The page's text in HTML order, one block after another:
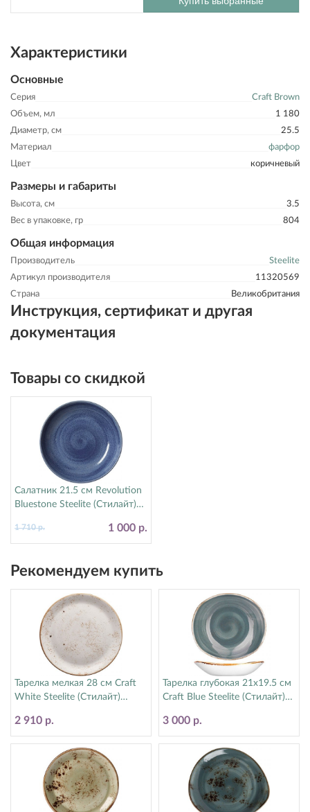
Характеристики
Основные
Серия
Craft Brown
Объем, мл
1 180
Диаметр, см
25.5
Материал
фарфор
Цвет
коричневый
Размеры и габариты
Высота, см
3.5
Вес в упаковке, гр
804
Общая информация
Производитель
Steelite
Артикул производителя
11320569
Страна
Великобритания
Инструкция, сертификат и другая
документация
Товары со скидкой
Салатник 21.5 см Revolution
Bluestone Steelite (Стилайт)
1 000 р.
1 710 р.
Рекомендуем купить
Тарелка мелкая 28 см Craft
White Steelite (Стилайт)
2 910 р.
Тарелка глубокая 21х19.5 см
Craft Blue Steelite (Стилайт)
3 000 р.